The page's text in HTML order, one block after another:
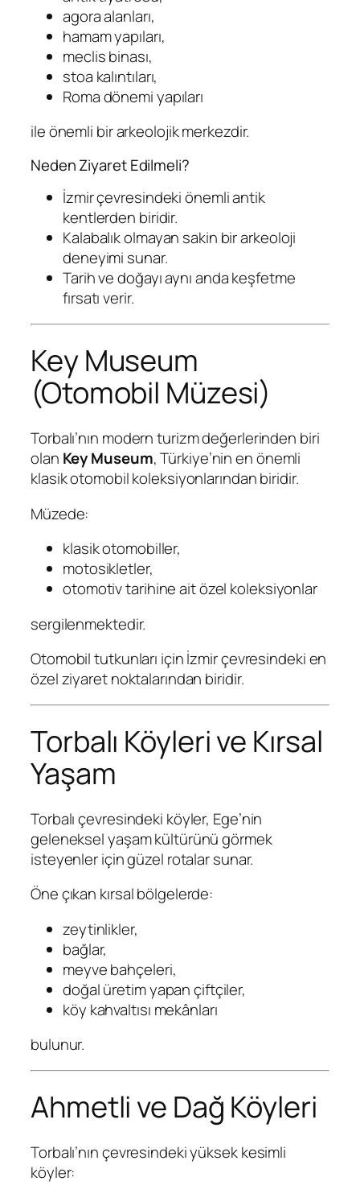
agora alanları,
hamam yapıları,
meclis binası,
stoa kalıntıları,
Roma dönemi yapıları
ile önemli bir arkeolojik merkezdir.
Neden Ziyaret Edilmeli?
İzmir çevresindeki önemli antik
kentlerden biridir.
Kalabalık olmayan sakin bir arkeoloji
deneyimi sunar.
Tarih ve doğayı aynı anda keşfetme
fırsatı verir.
Key Museum
(Otomobil Müzesi)
Torbalı’nın modern turizm değerlerinden biri
olan Key Museum, Türkiye’nin en önemli
klasik otomobil koleksiyonlarından biridir.
Müzede:
klasik otomobiller,
motosikletler,
otomotiv tarihine ait özel koleksiyonlar
sergilenmektedir.
Otomobil tutkunları için İzmir çevresindeki en
özel ziyaret noktalarından biridir.
Torbalı Köyleri ve Kırsal
Yaşam
Torbalı çevresindeki köyler, Ege’nin
geleneksel yaşam kültürünü görmek
isteyenler için güzel rotalar sunar.
Öne çıkan kırsal bölgelerde:
zeytinlikler,
bağlar,
meyve bahçeleri,
doğal üretim yapan çiftçiler,
köy kahvaltısı mekânları
bulunur.
Ahmetli ve Dağ Köyleri
Torbalı’nın çevresindeki yüksek kesimli
köyler: